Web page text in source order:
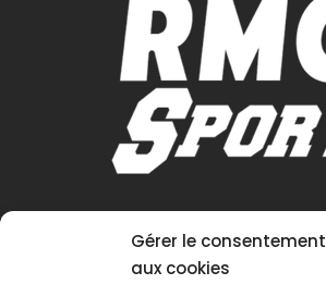
Gérer le consentement
aux cookies